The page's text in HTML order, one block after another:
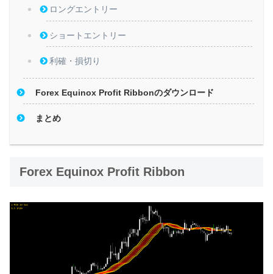
ロングエントリー
ショートエントリー
利確・損切り
Forex Equinox Profit Ribbonのダウンロード
まとめ
Forex Equinox Profit Ribbon